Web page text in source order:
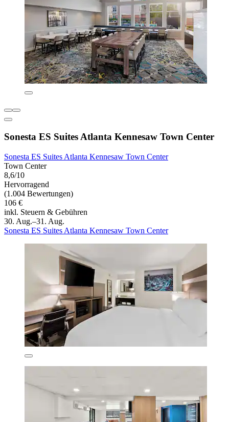
Sonesta ES Suites Atlanta Kennesaw Town Center
Sonesta ES Suites Atlanta Kennesaw Town Center
Town Center
8,6/10
Hervorragend
(1.004 Bewertungen)
106 €
inkl. Steuern & Gebühren
30. Aug.–31. Aug.
Sonesta ES Suites Atlanta Kennesaw Town Center